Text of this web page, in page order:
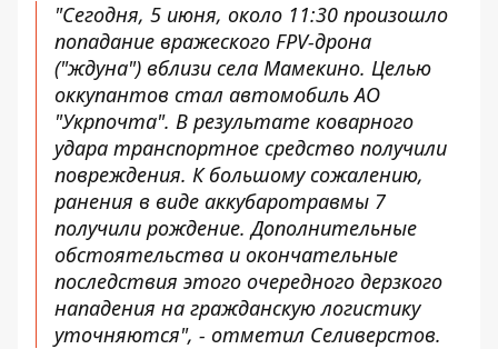
"Сегодня, 5 июня, около 11:30 произошло
попадание вражеского FPV-дрона
("ждуна") вблизи села Мамекино. Целью
оккупантов стал автомобиль АО
"Укрпочта". В результате коварного
удара транспортное средство получили
повреждения. К большому сожалению,
ранения в виде аккубаротравмы 7
получили рождение. Дополнительные
обстоятельства и окончательные
последствия этого очередного дерзкого
нападения на гражданскую логистику
уточняются", - отметил Селиверстов.